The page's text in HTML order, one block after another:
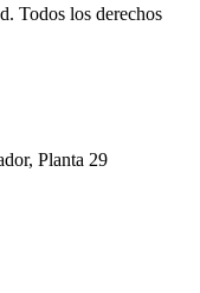
Todos los derechos
Planta 29